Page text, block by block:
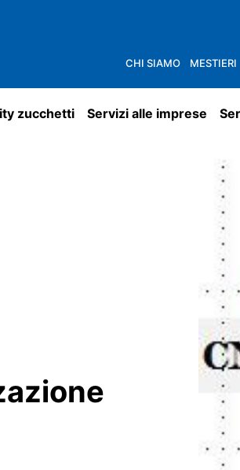
CHI SIAMO MESTIERI
zucchetti Servizi alle imprese